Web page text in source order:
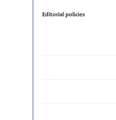
Editorial policies